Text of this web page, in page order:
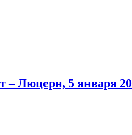
– Люцерн, 5 января